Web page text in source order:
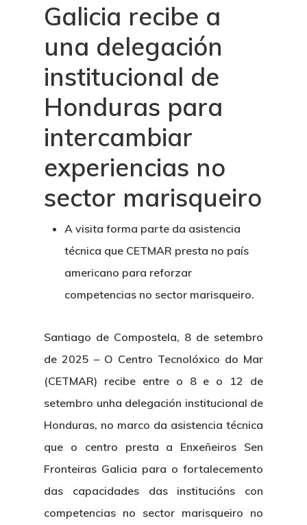
Galicia recibe a
una delegación
institucional de
Honduras para
intercambiar
experiencias no
sector marisqueiro
A visita forma parte da asistencia
técnica que CETMAR presta no país
americano para reforzar
competencias no sector marisqueiro.
Santiago de Compostela, 8 de setembro
de 2025 – O Centro Tecnolóxico do Mar
(CETMAR) recibe entre o 8 e o 12 de
setembro unha delegación institucional de
Honduras, no marco da asistencia técnica
que o centro presta a Enxeñeiros Sen
Fronteiras Galicia para o fortalecemento
das capacidades das institucións con
competencias no sector marisqueiro no